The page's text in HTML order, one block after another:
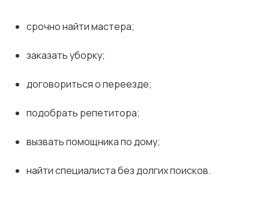
срочно найти мастера;
заказать уборку;
договориться о переезде;
подобрать репетитора;
вызвать помощника по дому;
найти специалиста без долгих поисков.